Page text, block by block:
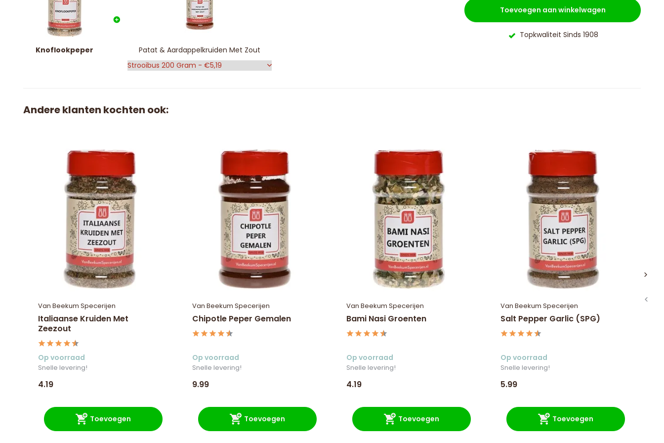
Knoflookpeper Patat & Aardappelkruiden Met Zout
Toevoegen aan winkelwagen
Topkwaliteit Sinds 1908
Andere klanten kochten ook:
Van Beekum Specerijen
Italiaanse Kruiden Met
Zeezout
Op voorraad
Snelle levering!
4.19
Toevoegen
Van Beekum Specerijen
Chipotle Peper Gemalen
Op voorraad
Snelle levering!
9.99
Toevoegen
Van Beekum Specerijen
Bami Nasi Groenten
Op voorraad
Snelle levering!
4.19
Toevoegen
Van Beekum Specerijen
Salt Pepper Garlic (SPG)
Op voorraad
Snelle levering!
5.99
Toevoegen